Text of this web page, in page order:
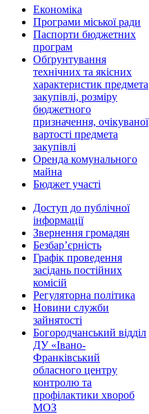
Економіка
Програми міської ради
Паспорти бюджетних
програм
Обґрунтування
технічних та якісних
характеристик предмета
закупівлі, розміру
бюджетного
призначення, очікуваної
вартості предмета
закупівлі
Оренда комунального
майна
Бюджет участі
Доступ до публічної
інформації
Звернення громадян
Безбар’єрність
Графік проведення
засідань постійних
комісій
Регуляторна політика
Новини служби
зайнятості
Богородчанський відділ
ДУ «Івано-
Франківський
обласного центру
контролю та
профілактики хвороб
МОЗ